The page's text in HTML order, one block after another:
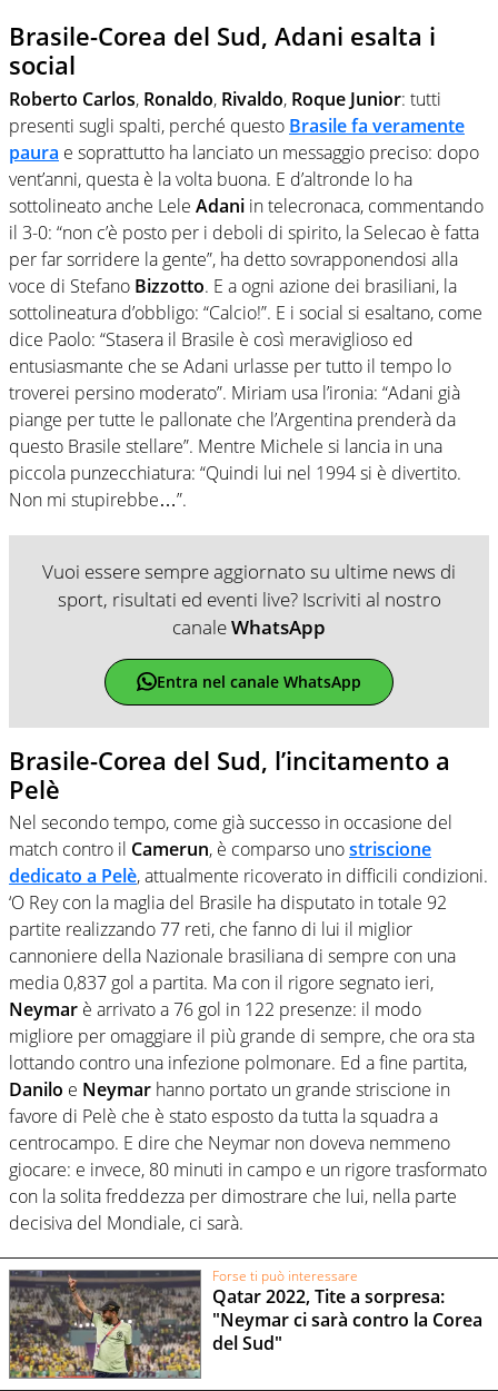
Brasile-Corea del Sud, Adani esalta i
social
Roberto Carlos, Ronaldo, Rivaldo, Roque Junior: tutti
presenti sugli spalti, perché questo Brasile fa veramente
paura e soprattutto ha lanciato un messaggio preciso: dopo
vent’anni, questa è la volta buona. E d’altronde lo ha
sottolineato anche Lele Adani in telecronaca, commentando
il 3-0: “non c’è posto per i deboli di spirito, la Selecao è fatta
per far sorridere la gente”, ha detto sovrapponendosi alla
voce di Stefano Bizzotto. E a ogni azione dei brasiliani, la
sottolineatura d’obbligo: “Calcio!”. E i social si esaltano, come
dice Paolo: “Stasera il Brasile è così meraviglioso ed
entusiasmante che se Adani urlasse per tutto il tempo lo
troverei persino moderato”. Miriam usa l’ironia: “Adani già
piange per tutte le pallonate che l’Argentina prenderà da
questo Brasile stellare”. Mentre Michele si lancia in una
piccola punzecchiatura: “Quindi lui nel 1994 si è divertito.
Non mi stupirebbe…”.
Vuoi essere sempre aggiornato su ultime news di
sport, risultati ed eventi live? Iscriviti al nostro
canaleWhatsApp
Entra nel canale WhatsApp
Brasile-Corea del Sud, l’incitamento a
Pelè
Nel secondo tempo, come già successo in occasione del
match contro il Camerun, è comparso unostriscione
dedicato a Pelè, attualmente ricoverato in difficili condizioni.
‘O Rey con la maglia del Brasile ha disputato in totale 92
partite realizzando 77 reti, che fanno di lui il miglior
cannoniere della Nazionale brasiliana di sempre con una
media 0,837 gol a partita. Ma con il rigore segnato ieri,
Neymar è arrivato a 76 gol in 122 presenze: il modo
migliore per omaggiare il più grande di sempre, che ora sta
lottando contro una infezione polmonare. Ed a fine partita,
Danilo e Neymar hanno portato un grande striscione in
favore di Pelè che è stato esposto da tutta la squadra a
centrocampo. E dire che Neymar non doveva nemmeno
giocare: e invece, 80 minuti in campo e un rigore trasformato
con la solita freddezza per dimostrare che lui, nella parte
decisiva del Mondiale, ci sarà.
Forse ti può interessare
Qatar 2022, Tite a sorpresa:
"Neymar ci sarà contro la Corea
del Sud"